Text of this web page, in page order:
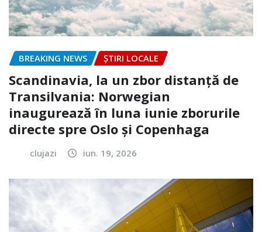
BREAKING NEWS ȘTIRI LOCALE
Scandinavia, la un zbor distanță de
Transilvania: Norwegian
inaugurează în luna iunie zborurile
directe spre Oslo și Copenhaga
clujazi iun. 19, 2026